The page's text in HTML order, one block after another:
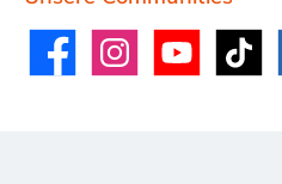
FacebookInstagramYouTube TikTok